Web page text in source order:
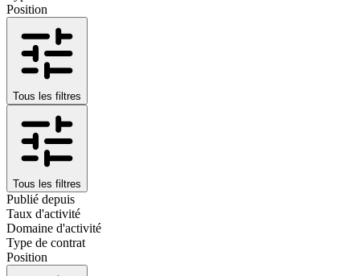
Position
Tous les filtres
Tous les filtres
Publié depuis
Taux d'activité
Domaine d'activité
Type de contrat
Position